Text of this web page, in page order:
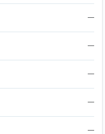
—
—
—
—
—